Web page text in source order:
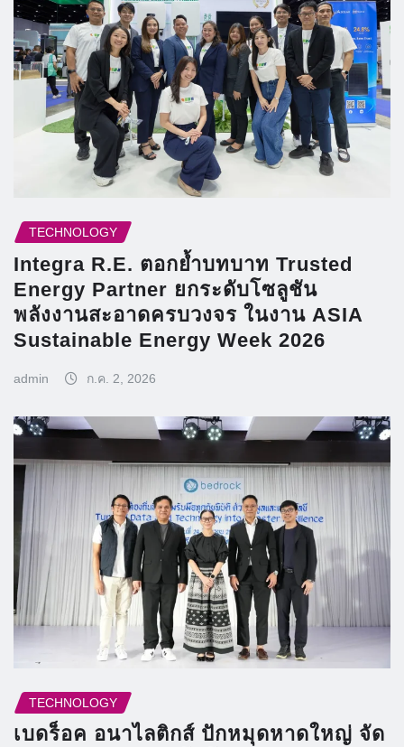
TECHNOLOGY
Integra R.E. ตอกย้ำบทบาท Trusted
Energy Partner ยกระดับโซลูชัน
พลังงานสะอาดครบวงจร ในงาน ASIA
Sustainable Energy Week 2026
admin ก.ค. 2, 2026
TECHNOLOGY
เบดร็อค อนาไลติกส์ ปักหมุดหาดใหญ่ จัด